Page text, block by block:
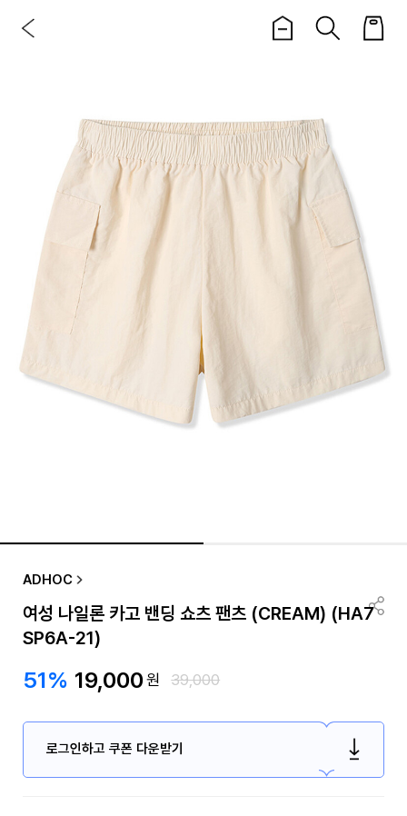
ADHOC
여성 나일론 카고 밴딩 쇼츠 팬츠 (CREAM) (HA7
SP6A-21)
51% 19,000원 39,000
로그인하고 쿠폰 다운받기